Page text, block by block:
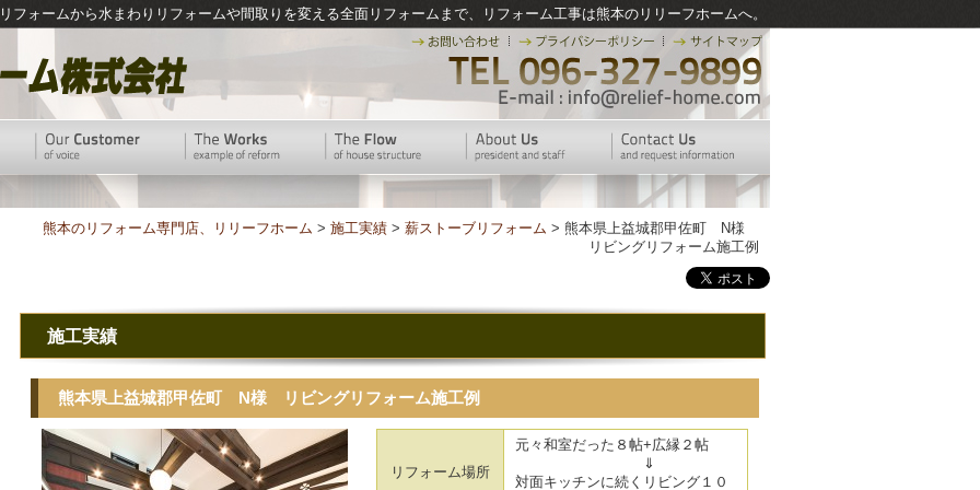
フォームから水まわりリフォームや間取りを変える全面リフォームまで、リフォーム工事は熊本のリリーフホームへ。
熊本のリフォーム専門店、リリーフホーム > 施工実績 > 薪ストーブリフォーム > 熊本県上益城郡甲佐町 N様
リビングリフォーム施工例
施工実績
熊本県上益城郡甲佐町 N様 リビングリフォーム施工例
リフォーム場所
元々和室だった８帖+広縁２帖
⇓
対面キッチンに続くリビング１０